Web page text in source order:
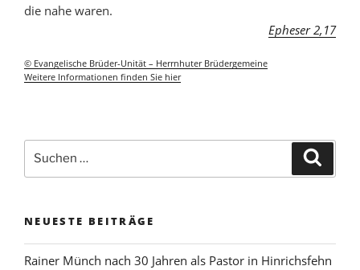
die nahe waren.
Epheser 2,17
© Evangelische Brüder-Unität – Herrnhuter Brüdergemeine
Weitere Informationen finden Sie hier
NEUESTE BEITRÄGE
Rainer Münch nach 30 Jahren als Pastor in Hinrichsfehn